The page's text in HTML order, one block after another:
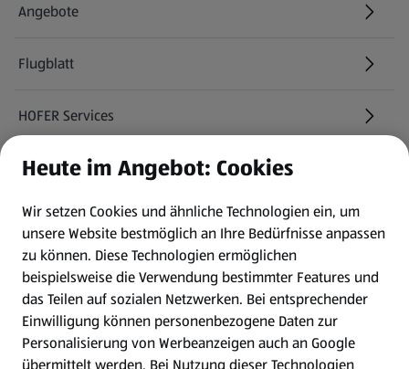
Angebote
Flugblatt
HOFER Services
Newsletter
WhatsApp
Gewinnspiele
Mein HOFER. Meine Einkäufe.
Heute im Angebot: Cookies
Wir setzen Cookies und ähnliche Technologien ein, um
unsere Website bestmöglich an Ihre Bedürfnisse anpassen
zu können. Diese Technologien ermöglichen
beispielsweise die Verwendung bestimmter Features und
das Teilen auf sozialen Netzwerken. Bei entsprechender
Einwilligung können personenbezogene Daten zur
Personalisierung von Werbeanzeigen auch an Google